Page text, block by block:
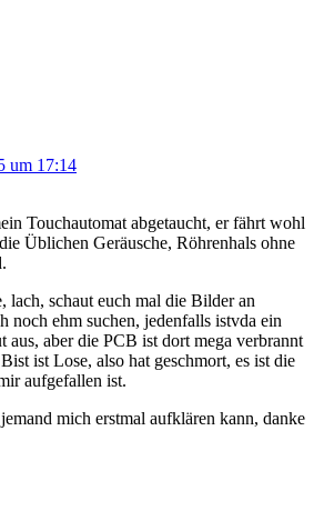
um 17:14
Touchautomat abgetaucht, er fährt wohl
Üblichen Geräusche, Röhrenhals ohne
lach, schaut euch mal die Bilder an
noch ehm suchen, jedenfalls istvda ein
aus, aber die PCB ist dort mega verbrannt
ist Lose, also hat geschmort, es ist die
aufgefallen ist.
mich erstmal aufklären kann, danke